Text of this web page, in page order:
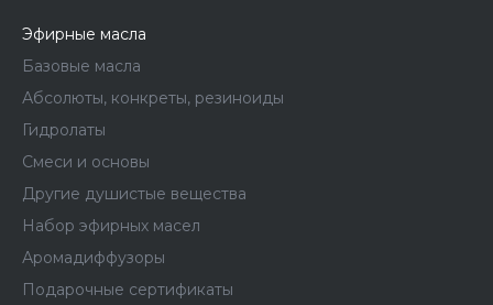
Эфирные масла
Базовые масла
Абсолюты, конкреты, резиноиды
Гидролаты
Смеси и основы
Другие душистые вещества
Набор эфирных масел
Аромадиффузоры
Подарочные сертификаты